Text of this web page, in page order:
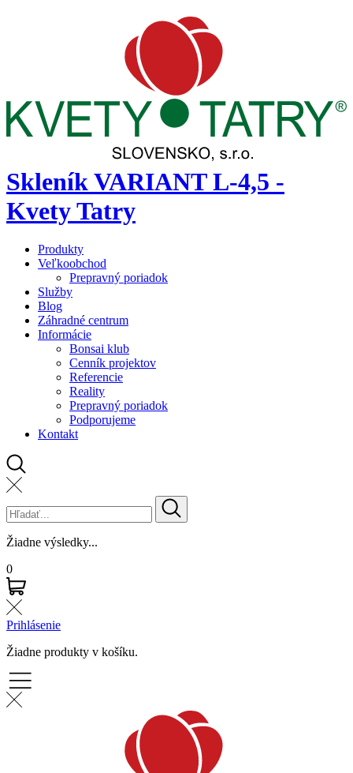
Skleník VARIANT L-4,5 -
Kvety Tatry
Produkty
Veľkoobchod
Prepravný poriadok
Služby
Blog
Záhradné centrum
Informácie
Bonsai klub
Cenník projektov
Referencie
Reality
Prepravný poriadok
Podporujeme
Kontakt
Žiadne výsledky...
0
Prihlásenie
Žiadne produkty v košíku.